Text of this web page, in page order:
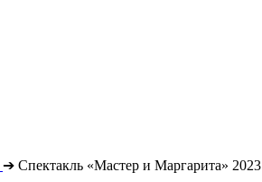
➔ Спектакль «Мастер и Маргарита» 2023